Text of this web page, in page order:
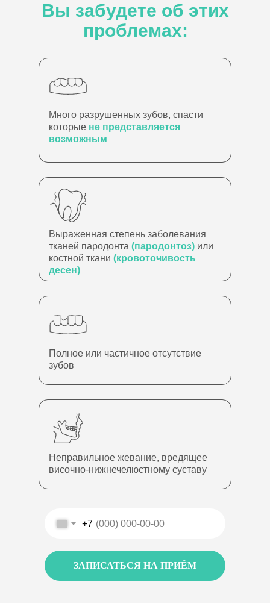
Много разрушенных зубов, спасти
которые не представляется
возможным
Выраженная степень заболевания
тканей пародонта (пародонтоз) или
костной ткани (кровоточивость
десен)
Полное или частичное отсутствие
зубов
Неправильное жевание, вредящее
височно-нижнечелюстному суставу
Вы забудете об этих
проблемах:
+7
ЗАПИСАТЬСЯ НА ПРИЁМ